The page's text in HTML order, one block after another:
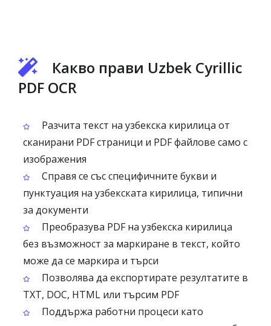
Какво прави Uzbek Cyrillic
PDF OCR
Разчита текст на узбекска кирилица от
сканирани PDF страници и PDF файлове само с
изображения
Справя се със специфичните букви и
пунктуация на узбекската кирилица, типични
за документи
Преобразува PDF на узбекска кирилица
без възможност за маркиране в текст, който
може да се маркира и търси
Позволява да експортирате резултатите в
TXT, DOC, HTML или търсим PDF
Поддържа работни процеси като